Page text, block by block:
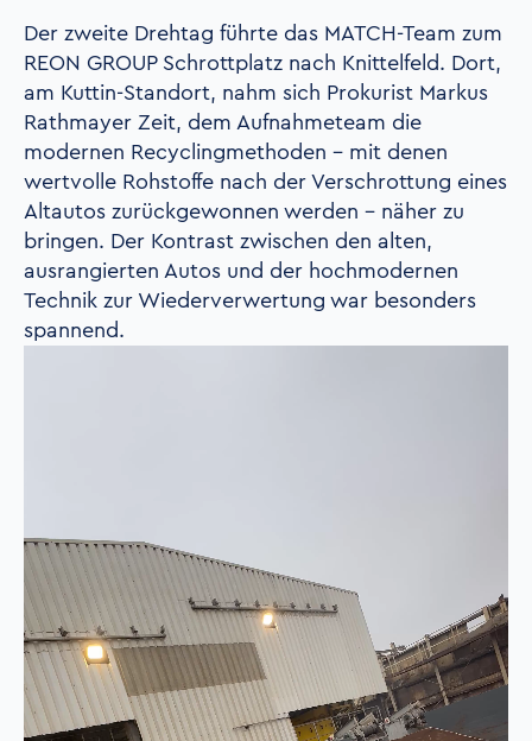
Der zweite Drehtag führte das MATCH-Team zum
REON GROUP Schrottplatz nach Knittelfeld. Dort,
am Kuttin-Standort, nahm sich Prokurist Markus
RathmayerZeit, demAufnahmeteam die
modernen Recyclingmethoden - mit denen
wertvolle Rohstoffe nach der Verschrottung eines
Altautos zurückgewonnen werden - näher zu
bringen. Der Kontrast zwischen den alten,
ausrangierten Autos und der hochmodernen
Technik zur Wiederverwertung war besonders
spannend.